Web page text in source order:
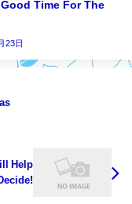
Time For The
23日
Help